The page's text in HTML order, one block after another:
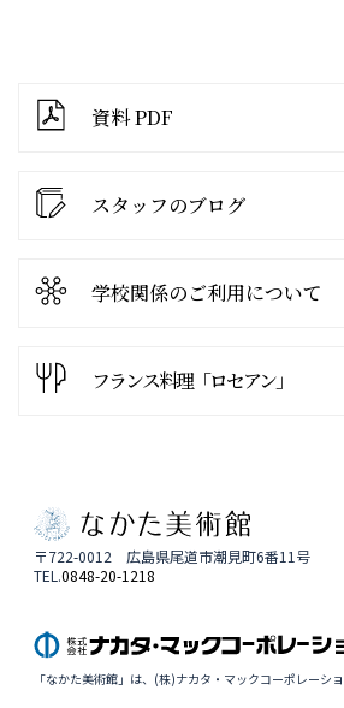
資料 PDF
スタッフのブログ
学校関係のご利用について
フランス料理「ロセアン」
〒722-0012 広島県尾道市潮見町6番11号
TEL.0848-20-1218
「なかた美術館」は、(株)ナカタ・マックコーポレーシ